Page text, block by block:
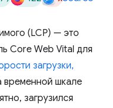
(LCP) — это
Core Web Vital для
загрузки,
временной шкале
загрузился